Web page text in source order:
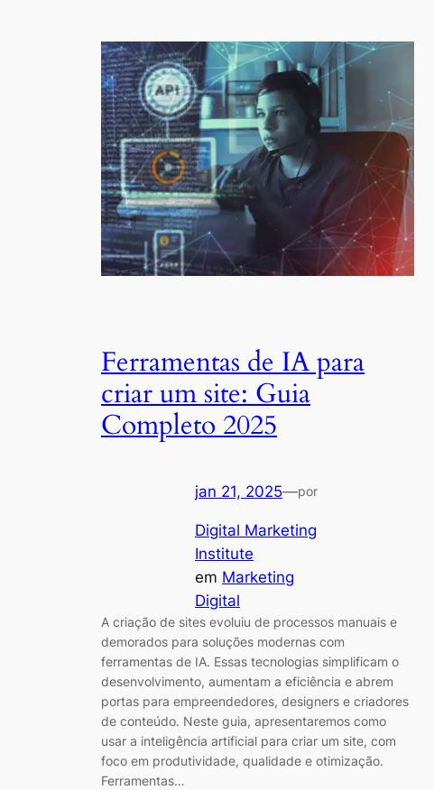
Ferramentas de IA para
criar um site: Guia
Completo 2025
jan 21, 2025—por
Digital Marketing
Institute
em Marketing
Digital
A criação de sites evoluiu de processos manuais e
demorados para soluções modernas com
ferramentas de IA. Essas tecnologias simplificam o
desenvolvimento, aumentam a eficiência e abrem
portas para empreendedores, designers e criadores
de conteúdo. Neste guia, apresentaremos como
usar a inteligência artificial para criar um site, com
foco em produtividade, qualidade e otimização.
Ferramentas…